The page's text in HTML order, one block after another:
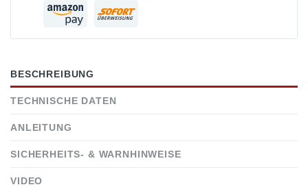
BESCHREIBUNG
TECHNISCHE DATEN
ANLEITUNG
SICHERHEITS- & WARNHINWEISE
VIDEO